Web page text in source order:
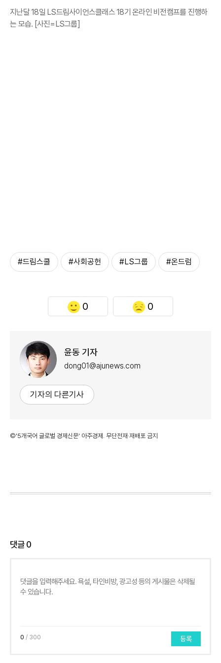
지난달 18일 LS드림사이언스클래스 18기 온라인 비전캠프를 진행하
는 모습. [사진=LS그룹]
#드림스쿨 #사회공헌 #LS그룹 #온드럼
0 0
윤동 기자
dong01@ajunews.com
기자의 다른기사
©'5개국어 글로벌 경제신문' 아주경제. 무단전재·재배포 금지
댓글0
0 / 300 등록